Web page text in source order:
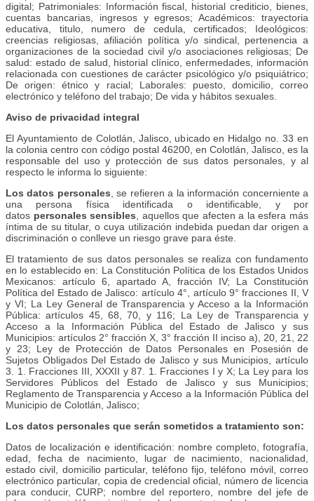
digital; Patrimoniales: Información fiscal, historial crediticio, bienes,
cuentas bancarias, ingresos y egresos; Académicos: trayectoria
educativa, titulo, numero de cedula, certificados; Ideológicos:
creencias religiosas, afiliación política y/o sindical, pertenencia a
organizaciones de la sociedad civil y/o asociaciones religiosas; De
salud: estado de salud, historial clínico, enfermedades, información
relacionada con cuestiones de carácter psicológico y/o psiquiátrico;
De origen: étnico y racial; Laborales: puesto, domicilio, correo
electrónico y teléfono del trabajo; De vida y hábitos sexuales.
Aviso de privacidad integral
El Ayuntamiento de Colotlán, Jalisco, ubicado en Hidalgo no. 33 en
la colonia centro con código postal 46200, en Colotlán, Jalisco, es la
responsable del uso y protección de sus datos personales, y al
respecto le informa lo siguiente:
Los datos personales , se refieren a la información concerniente a
una persona física identificada o identificable, y por
datos personales sensibles , aquellos que afecten a la esfera más
íntima de su titular, o cuya utilización indebida puedan dar origen a
discriminación o conlleve un riesgo grave para éste.
El tratamiento de sus datos personales se realiza con fundamento
en lo establecido en: La Constitución Política de los Estados Unidos
Mexicanos: artículo 6, apartado A, fracción IV; La Constitución
Política del Estado de Jalisco: artículo 4°, artículo 9° fracciones II, V
y VI; La Ley General de Transparencia y Acceso a la Información
Pública: artículos 45, 68, 70, y 116; La Ley de Transparencia y
Acceso a la Información Pública del Estado de Jalisco y sus
Municipios: artículos 2° fracción X, 3° fracción II inciso a), 20, 21, 22
y 23; Ley de Protección de Datos Personales en Posesión de
Sujetos Obligados Del Estado de Jalisco y sus Municipios, artículo
3. 1. Fracciones III, XXXII y 87. 1. Fracciones I y X; La Ley para los
Servidores Públicos del Estado de Jalisco y sus Municipios;
Reglamento de Transparencia y Acceso a la Información Pública del
Municipio de Colotlán, Jalisco;
Los datos personales que serán sometidos a tratamiento son:
Datos de localización e identificación: nombre completo, fotografía,
edad, fecha de nacimiento, lugar de nacimiento, nacionalidad,
estado civil, domicilio particular, teléfono fijo, teléfono móvil, correo
electrónico particular, copia de credencial oficial, número de licencia
para conducir, CURP; nombre del reportero, nombre del jefe de